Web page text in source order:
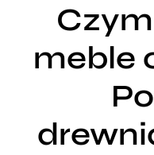
meble